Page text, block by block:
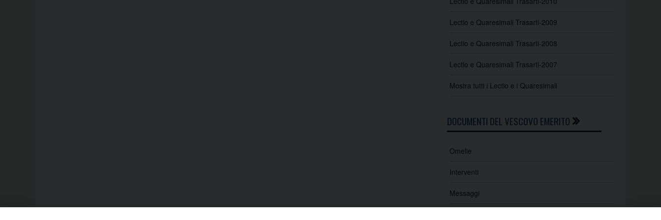
Lectio e Quaresimali Trasarti-2009
Lectio e Quaresimali Trasarti-2008
Lectio e Quaresimali Trasarti-2007
Mostra tutti i Lectio e i Quaresimali
DOCUMENTI DEL VESCOVO EMERITO
Omelie
Interventi
Messaggi